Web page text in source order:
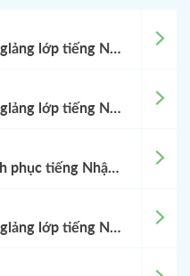
Chiêu sinh | Chiêu sinh khai giảng lớp tiếng Nhật 06/2025
Chiêu sinh | Chiêu sinh khai giảng lớp tiếng Nhật 06/2025
Kaizen & JPC cùng bạn chinh phục tiếng Nhật, giảm lên đến 500K cho 100 bạn đăng ký sớm nhất!
Chiêu sinh | Chiêu sinh khai giảng lớp tiếng Nhật 05/2025